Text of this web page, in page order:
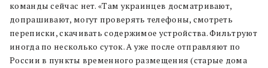
команды сейчас нет. «Там украинцев досматривают,
допрашивают, могут проверять телефоны, смотреть
переписки, скачивать содержимое устройства. Фильтруют
иногда по несколько суток. А уже после отправляют по
России в пункты временного размещения (старые дома